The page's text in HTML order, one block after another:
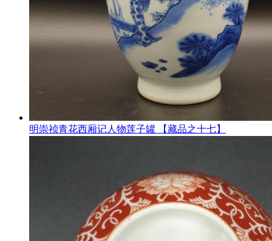
明崇祯青花西厢记人物莲子罐 【藏品之十七】